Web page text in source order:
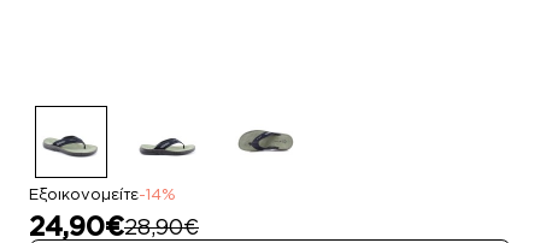
Εξοικονομείτε-14%
24,90€28,90€